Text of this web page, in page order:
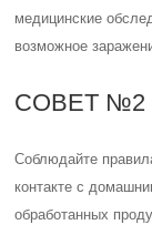
медицинские
возможное
СОВЕТ №2
Соблюдайте
контакте с
обработанных